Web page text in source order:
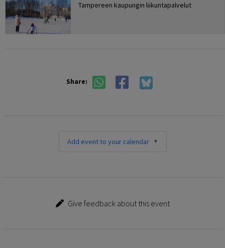
Tampereen kaupungin liikuntapalvelut
Share:
Add event to your calendar
Give feedback about this event